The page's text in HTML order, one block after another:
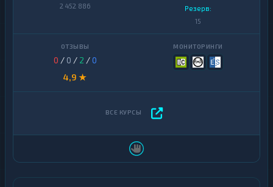
2 452 886
Резерв:
15
0 / 0 / 2 /0
4,9 ★